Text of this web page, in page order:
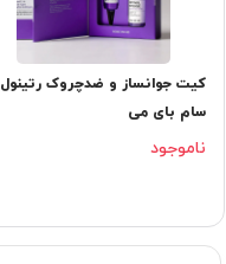
کیت جوانساز و ضدچروک رتینول
سام بای می
ناموجود